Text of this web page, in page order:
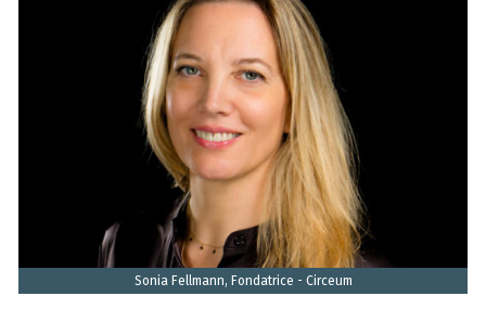
Sonia Fellmann, Fondatrice - Circeum